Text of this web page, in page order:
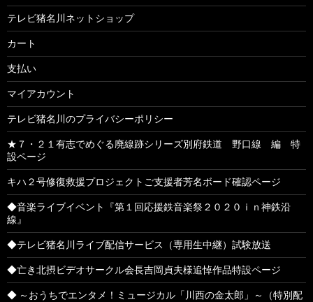
テレビ猪名川ネットショップ
カート
支払い
マイアカウント
テレビ猪名川のプライバシーポリシー
★７・２１有志でめぐる廃線跡シリーズ別府鉄道 野口線 編 特
設ページ
キハ２号修復救援プロジェクトご支援者芳名ボード確認ページ
◆音楽ライブイベント『第１回応援鉄音楽祭２０２０ｉｎ神鉄沿
線』
◆テレビ猪名川ライブ配信サービス（専用生中継）試験放送
◆亡き北摂ビデオサークル会長吉岡貞夫様追悼作品特設ページ
◆ ～おうちでエンタメ！ミュージカル「川西の金太郎」～（特別配